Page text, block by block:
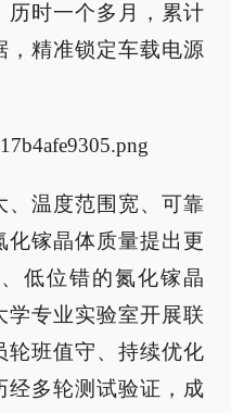
历时一个多月，累计
，精准锁定车载电源
、温度范围宽、可靠
化镓晶体质量提出更
低位错的氮化镓晶
学专业实验室开展联
轮班值守、持续优化
经多轮测试验证，成